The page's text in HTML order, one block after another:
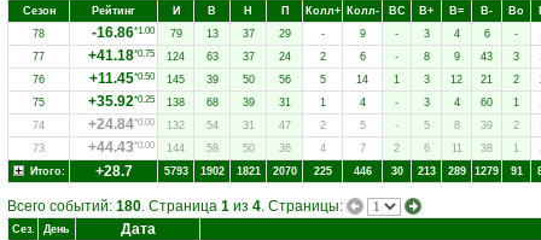
Сезон Рейтинг И В Н П Колл+ Колл- ВC В+ В= В- Вo
78
-16.86*1.00 79 13 37 29 - 9 - 3 4 6 -
77
+41.18*0.75 124 63 37 24 2 6 - 8 9 43 3
76
+11.45*0.50 145 39 50 56 5 14 1 3 12 21 2
75
+35.92*0.25 138 68 39 31 1 4 - 3 4 60 1
74
+24.84*0.00 132 54 31 47 2 5 - 5 8 39 2
73
+44.43*0.00 144 58 50 36 4 7 2 6 11 38 1
Итого:
+28.7 5793 1902 1821 2070 225 446 30 213 289 1279 91
Всего событий: 180. Страница 1 из 4. Страницы:
Сез. День Дата